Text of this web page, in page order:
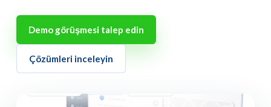
Demo görüşmesi talep edin
Çözümleri inceleyin